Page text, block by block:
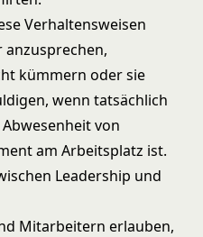
Verhaltensweisen
kümmern oder sie
wenn tatsächlich
von
am Arbeitsplatz ist.
Leadership und
Mitarbeitern erlauben,